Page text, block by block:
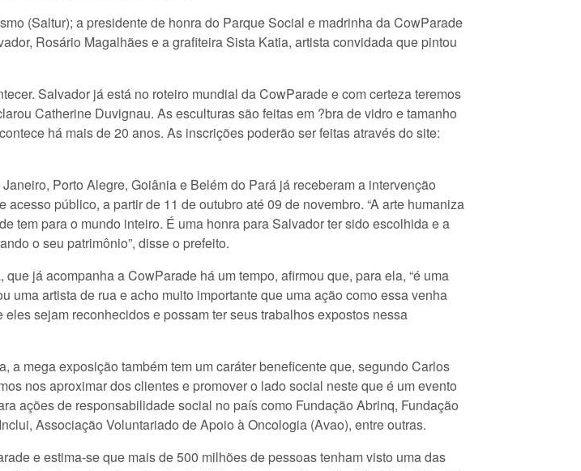
(Saltur); a presidente de honra do Parque Social e madrinha da CowParade
Rosário Magalhães e a grafiteira Sista Katia, artista convidada que pintou
Salvador já está no roteiro mundial da CowParade e com certeza teremos
Catherine Duvignau. As esculturas são feitas em ?bra de vidro e tamanho
há mais de 20 anos. As inscrições poderão ser feitas através do site:
Porto Alegre, Goiânia e Belém do Pará já receberam a intervenção
público, a partir de 11 de outubro até 09 de novembro. “A arte humaniza
tem para o mundo inteiro. É uma honra para Salvador ter sido escolhida e a
o seu patrimônio”, disse o prefeito.
já acompanha a CowParade há um tempo, afirmou que, para ela, “é uma
artista de rua e acho muito importante que uma ação como essa venha
sejam reconhecidos e possam ter seus trabalhos expostos nessa
mega exposição também tem um caráter beneficente que, segundo Carlos
nos aproximar dos clientes e promover o lado social neste que é um evento
ações de responsabilidade social no país como Fundação Abrinq, Fundação
Associação Voluntariado de Apoio à Oncologia (Avao), entre outras.
e estima-se que mais de 500 milhões de pessoas tenham visto uma das